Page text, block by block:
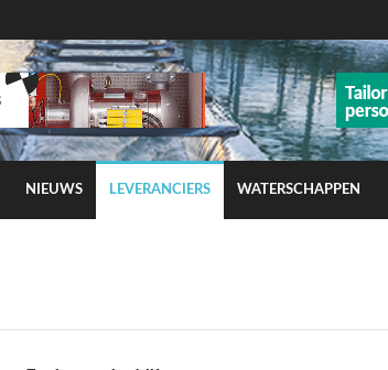
NIEUWS LEVERANCIERS WATERSCHAPPEN